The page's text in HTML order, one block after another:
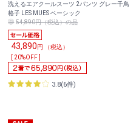
洗えるエアクールスーツ 2パンツ グレー千鳥
格子 LES MUES ベーシック
54,890円（税込）の品
43,890円 （税込）
[ 20%OFF ]
3.8(6件)